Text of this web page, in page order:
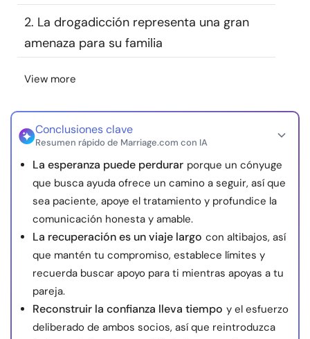
Idioma
Sobre nosotros
© Copyright 2026. Todos los derechos reservados.
2. La drogadicción representa una gran
amenaza para su familia
View more
Conclusiones clave
Resumen rápido de Marriage.com con IA
La esperanza puede perdurar porque un cónyuge
que busca ayuda ofrece un camino a seguir, así que
sea paciente, apoye el tratamiento y profundice la
comunicación honesta y amable.
La recuperación es un viaje largo con altibajos, así
que mantén tu compromiso, establece límites y
recuerda buscar apoyo para ti mientras apoyas a tu
pareja.
Reconstruir la confianza lleva tiempo y el esfuerzo
deliberado de ambos socios, así que reintroduzca